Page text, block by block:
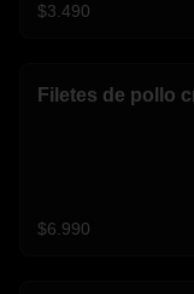
$3.490
Filetes de pollo
$6.990